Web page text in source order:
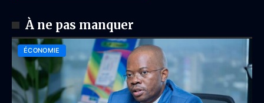
À ne pas manquer
ÉCONOMIE